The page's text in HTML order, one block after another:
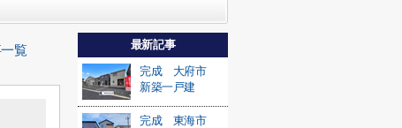
覧
最新記事
完成 大府市
新築一戸建
完成 東海市